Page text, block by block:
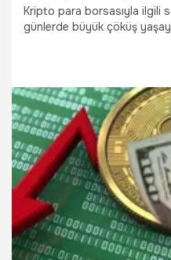
Kripto para borsasıyla ilgili
günlerde büyük çöküş
15.07.2022 Ekonomi